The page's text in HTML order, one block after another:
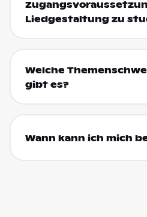
Liedgestaltung zu
Welche
gibt es?
Wann kann ich mich